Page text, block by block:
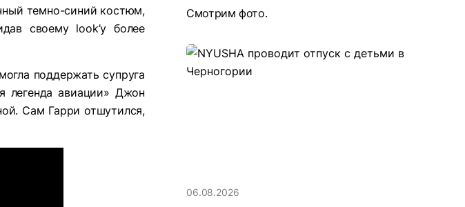
темно-синий костюм,
своему look’у более
поддержать супруга
легенда авиации» Джон
Сам Гарри отшутился,
Смотрим фото.
06.08.2026